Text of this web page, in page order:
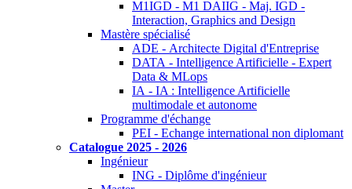
M1IGD - M1 DAIIG - Maj. IGD -
Interaction, Graphics and Design
Mastère spécialisé
ADE - Architecte Digital d'Entreprise
DATA - Intelligence Artificielle - Expert
Data & MLops
IA - IA : Intelligence Artificielle
multimodale et autonome
Programme d'échange
PEI - Echange international non diplomant
Catalogue 2025 - 2026
Ingénieur
ING - Diplôme d'ingénieur